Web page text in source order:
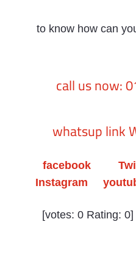
to know how can
facebook
Instagram
[votes:
0 Rating: 0
]